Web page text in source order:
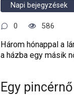
Napi bejegyzések
0 586
Három hónappal a
a házba egy másik
Egy